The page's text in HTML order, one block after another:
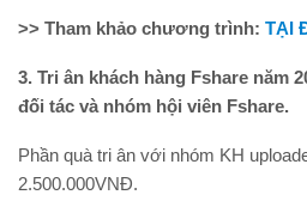
>> Tham khảo chương trình: TẠI
3. Tri ân khách hàng Fshare năm
đối tác và nhóm hội viên Fshare.
Phần quà tri ân với nhóm KH
2.500.000VNĐ.